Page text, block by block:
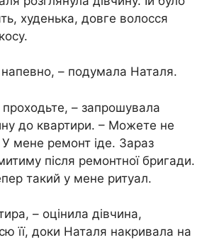
худенька, довге волосся
– подумала Наталя.
– запрошувала
до квартири. – Можете не
У мене ремонт іде. Зараз
після ремонтної бригади.
такий у мене ритуал.
– оцінила дівчина,
її, доки Наталя накривала на